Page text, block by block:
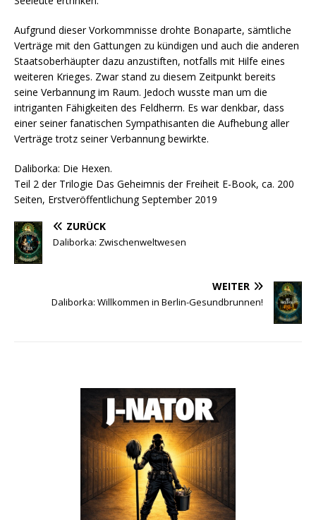
Aufgrund dieser Vorkommnisse drohte Bonaparte, sämtliche
Verträge mit den Gattungen zu kündigen und auch die anderen
Staatsoberhäupter dazu anzustiften, notfalls mit Hilfe eines
weiteren Krieges. Zwar stand zu diesem Zeitpunkt bereits
seine Verbannung im Raum. Jedoch wusste man um die
intriganten Fähigkeiten des Feldherrn. Es war denkbar, dass
einer seiner fanatischen Sympathisanten die Aufhebung aller
Verträge trotz seiner Verbannung bewirkte.
Daliborka: Die Hexen.
Teil 2 der Trilogie Das Geheimnis der Freiheit E-Book, ca. 200
Seiten, Erstveröffentlichung September 2019
ZURÜCK
Daliborka: Zwischenweltwesen
WEITER
Daliborka: Willkommen in Berlin-Gesundbrunnen!